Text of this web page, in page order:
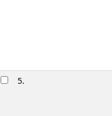
5.